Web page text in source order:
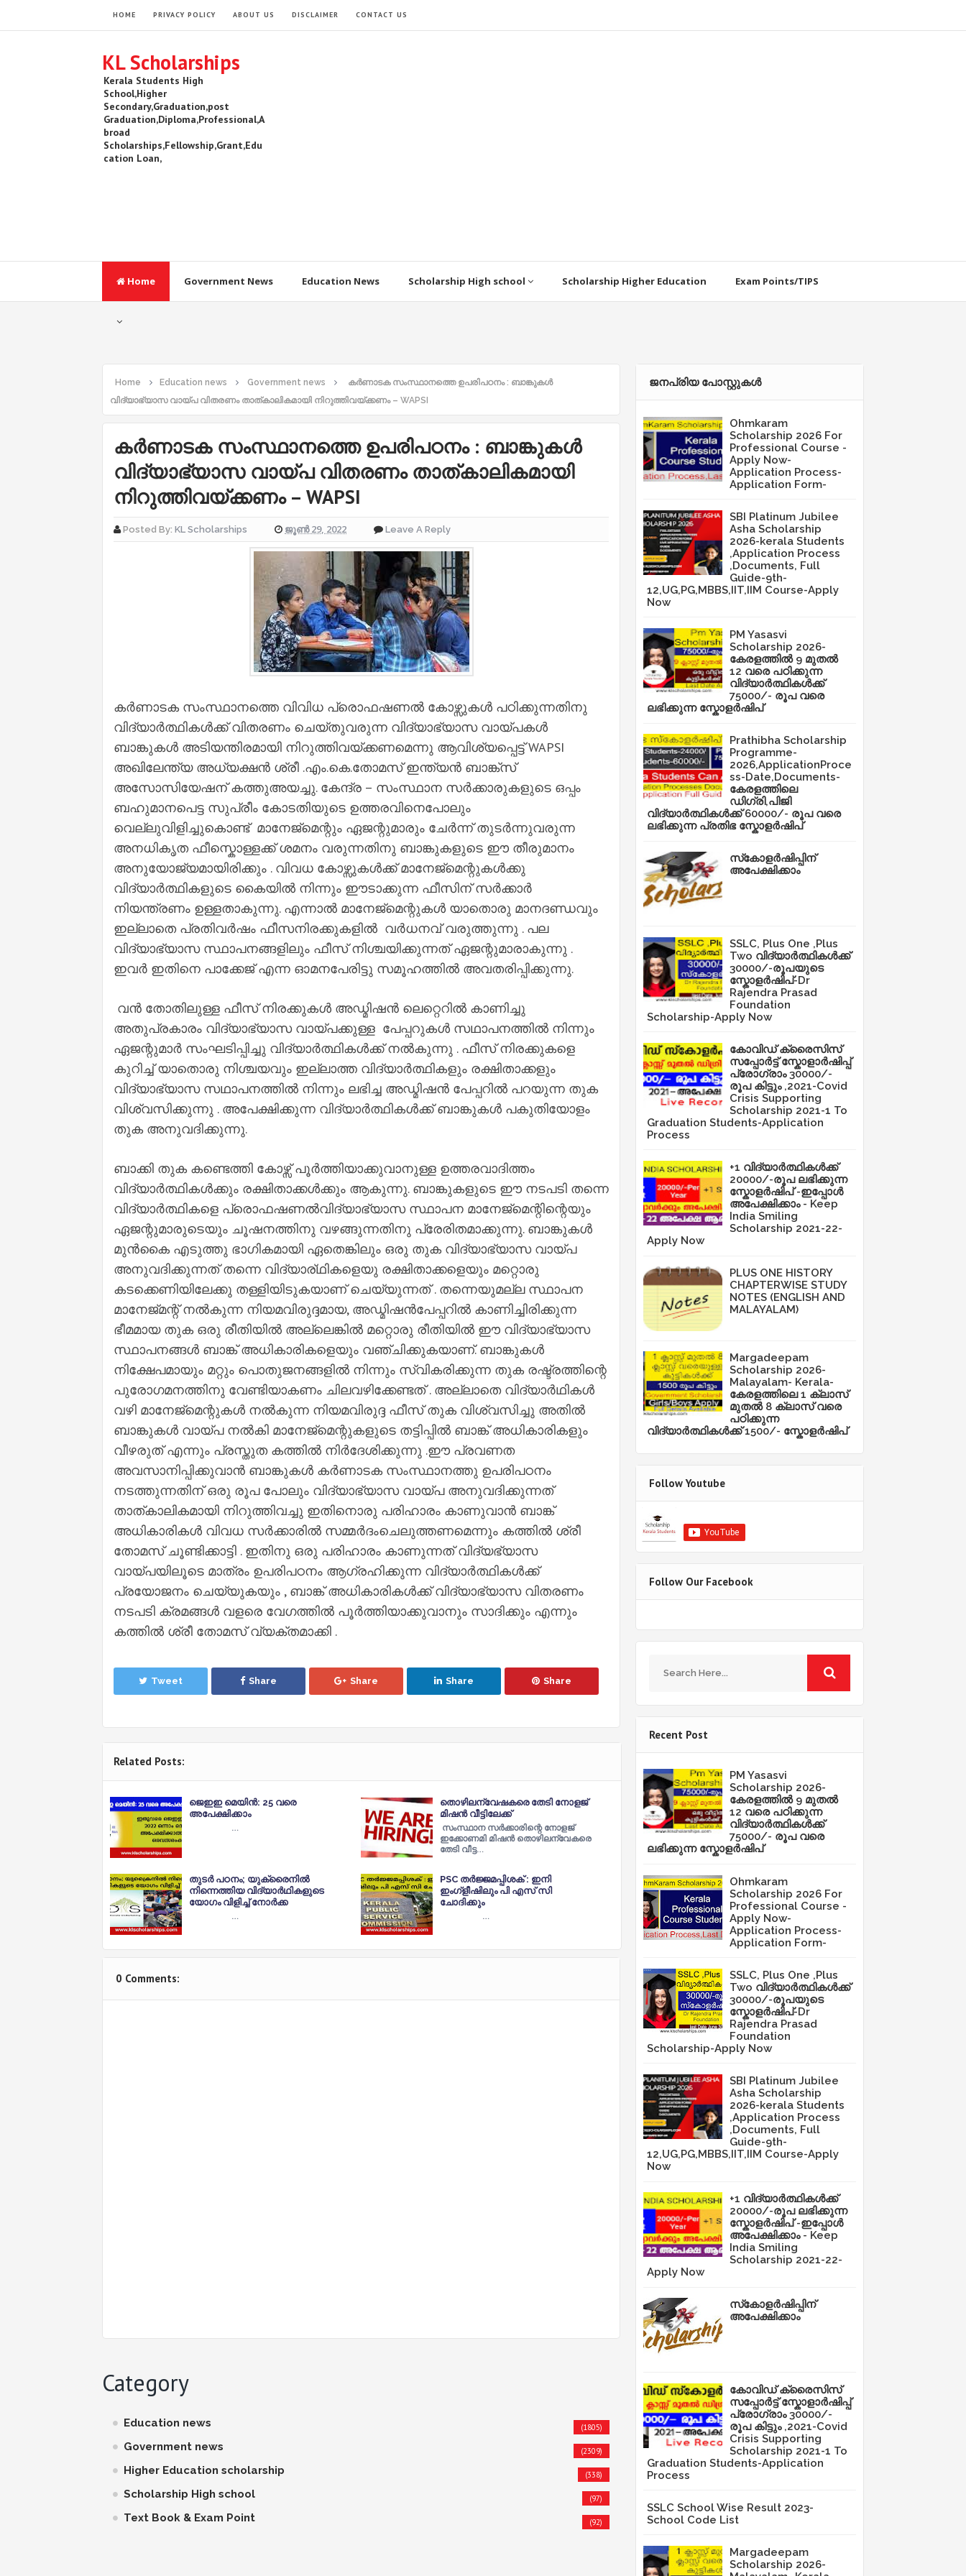
HOME PRIVACY POLICY ABOUT US DISCLAIMER CONTACT US
KL Scholarships
Kerala Students High
School,Higher
Secondary,Graduation,post
Graduation,Diploma,Professional,A
broad
Scholarships,Fellowship,Grant,Edu
cation Loan,
Home Government News Education News Scholarship High school Scholarship Higher Education Exam Points/TIPS
Home Education news Government news
കർണാടക സംസ്ഥാനത്തെ ഉപരിപഠനം : ബാങ്കുകൾ
വിദ്യാഭ്യാസ വായ്പ വിതരണം താത്കാലികമായി നിറുത്തിവയ്ക്കണം – WAPSI
കർണാടക സംസ്ഥാനത്തെ ഉപരിപഠനം : ബാങ്കുകൾ
വിദ്യാഭ്യാസ വായ്പ വിതരണം താത്കാലികമായി
നിറുത്തിവയ്ക്കണം – WAPSI
Posted By: KL Scholarships ജൂൺ 29, 2022 Leave A Reply
കർണാടക സംസ്ഥാനത്തെ വിവിധ പ്രൊഫഷണൽ കോഴ്സുകൾ പഠിക്കുന്നതിനു
വിദ്യാർത്ഥികൾക്ക് വിതരണം ചെയ്തുവരുന്ന വിദ്യാഭ്യാസ വായ്പകൾ
ബാങ്കുകൾ അടിയന്തിരമായി നിറുത്തിവയ്ക്കണമെന്നു ആവിശ്യപ്പെട്ട് WAPSI
അഖിലേന്ത്യ അധ്യക്ഷൻ ശ്രീ .എം.കെ.തോമസ് ഇന്ത്യൻ ബാങ്ക്സ്
അസോസിയേഷന് കത്തുഅയച്ചു. കേന്ദ്ര – സംസ്ഥാന സർക്കാരുകളുടെ ഒപ്പം
ബഹുമാനപെട്ട സുപ്രീം കോടതിയുടെ ഉത്തരവിനെപോലും
വെല്ലുവിളിച്ചുകൊണ്ട് മാനേജ്മെന്റും ഏജന്റുമാരും ചേർന്ന് തുടർന്നുവരുന്ന
അനധികൃത ഫീസ്കൊള്ളക്ക് ശമനം വരുന്നതിനു ബാങ്കുകളുടെ ഈ തീരുമാനം
അനുയോജ്യമായിരിക്കും . വിവധ കോഴ്സുകൾക്ക് മാനേജ്മെന്റുകൾക്കു
വിദ്യാർത്ഥികളുടെ കൈയിൽ നിന്നും ഈടാക്കുന്ന ഫീസിന് സർക്കാർ
നിയന്ത്രണം ഉള്ളതാകുന്നു. എന്നാൽ മാനേജ്മെന്റുകൾ യാതൊരു മാനദണ്ഡവും
ഇല്ലാതെ പ്രതിവർഷം ഫീസനിരക്കുകളിൽ വർധനവ് വരുത്തുന്നു . പല
വിദ്യാഭ്യാസ സ്ഥാപനങ്ങളിലും ഫീസ് നിശ്ചയിക്കുന്നത് ഏജന്റുമാരാകുന്നു .
ഇവർ ഇതിനെ പാക്കേജ് എന്ന ഓമനപേരിട്ടു സമൂഹത്തിൽ അവതരിപ്പിക്കുന്നു.
വൻ തോതിലുള്ള ഫീസ് നിരക്കുകൾ അഡ്മിഷൻ ലെറ്റെറിൽ കാണിച്ചു
അതുപ്രകാരം വിദ്യാഭ്യാസ വായ്പക്കുള്ള പേപ്പറുകൾ സഥാപനത്തിൽ നിന്നും
ഏജന്റുമാർ സംഘടിപ്പിച്ചു വിദ്യാർത്ഥികൾക്ക് നൽകുന്നു . ഫീസ് നിരക്കുകളെ
കുറിച്ച് യാതൊരു നിശ്ചയവും ഇല്ലാത്ത വിദ്യാർത്ഥികളും രക്ഷിതാക്കളും
വിദ്യാഭ്യാസ സഥാപനത്തിൽ നിന്നും ലഭിച്ച അഡ്മിഷൻ പേപ്പറിൽ പറയുന്ന തുക
വിശ്വസിക്കുന്നു . അപേക്ഷിക്കുന്ന വിദ്യാർത്ഥികൾക്ക് ബാങ്കുകൾ പകുതിയോളം
തുക അനുവദിക്കുന്നു.
ബാക്കി തുക കണ്ടെത്തി കോഴ്സ് പൂർത്തിയാക്കുവാനുള്ള ഉത്തരവാദിത്തം
വിദ്യാർത്ഥികൾക്കും രക്ഷിതാക്കൾക്കും ആകുന്നു. ബാങ്കുകളുടെ ഈ നടപടി തന്നെ
വിദ്യാർത്ഥികളെ പ്രൊഫഷണൽവിദ്യാഭ്യാസ സ്ഥാപന മാനേജ്മെന്റിന്റെയും
ഏജന്റുമാരുടെയും ചൂഷനത്തിനു വഴങ്ങുന്നതിനു പ്രേരിതമാക്കുന്നു. ബാങ്കുകൾ
മുൻകൈ എടുത്തു ഭാഗികമായി ഏതെങ്കിലും ഒരു തുക വിദ്യാഭ്യാസ വായ്പ
അനുവദിക്കുന്നത് തന്നെ വിദ്യാര്ഥികളെയു രക്ഷിതാക്കളെയും മറ്റൊരു
കടക്കെണിയിലേക്കു തള്ളിയിടുകയാണ് ചെയ്യുന്നത് . തന്നെയുമല്ല സ്ഥാപന
മാനേജ്‌മന്റ് നൽകുന്ന നിയമവിരുദ്ദമായ, അഡ്മിഷൻപേപ്പറിൽ കാണിച്ചിരിക്കുന്ന
ഭീമമായ തുക ഒരു രീതിയിൽ അല്ലെങ്കിൽ മറ്റൊരു രീതിയിൽ ഈ വിദ്യാഭ്യാസ
സ്ഥാപനങ്ങൾ ബാങ്ക് അധികാരികളെയും വഞ്ചിക്കുകയാണ്. ബാങ്കുകൾ
നിക്ഷേപമായും മറ്റും പൊതുജനങ്ങളിൽ നിന്നും സ്വികരിക്കുന്ന തുക രഷ്ട്രത്തിന്റെ
പുരോഗമനത്തിനു വേണ്ടിയാകണം ചിലവഴിക്കേണ്ടത് . അല്ലാതെ വിദ്യാർഥികൾ
വഴി മാനേജ്മെന്റുകൾ നൽകുന്ന നിയമവിരുദ്ദ ഫീസ് തുക വിശ്വസിച്ചു അതിൽ
ബാങ്കുകൾ വായ്പ നൽകി മാനേജ്മെന്റുകളുടെ തട്ടിപ്പിൽ ബാങ്ക് അധികാരികളും
വീഴരുത് എന്നും പ്രസ്തുത കത്തിൽ നിർദേശിക്കുന്നു .ഈ പ്രവണത
അവസാനിപ്പിക്കുവാൻ ബാങ്കുകൾ കർണാടക സംസ്ഥാനത്തു ഉപരിപഠനം
നടത്തുന്നതിന് ഒരു രൂപ പോലും വിദ്യാഭ്യാസ വായ്പ അനുവദിക്കുന്നത്
താത്കാലികമായി നിറുത്തിവച്ചു ഇതിനൊരു പരിഹാരം കാണുവാൻ ബാങ്ക്
അധികാരികൾ വിവധ സർക്കാരിൽ സമ്മർദംചെലുത്തണമെന്നും കത്തിൽ ശ്രീ
തോമസ് ചൂണ്ടിക്കാട്ടി . ഇതിനു ഒരു പരിഹാരം കാണുന്നത് വിദ്യഭ്യാസ
വായ്പയിലൂടെ മാത്രം ഉപരിപഠനം ആഗ്രഹിക്കുന്ന വിദ്യാർത്ഥികൾക്ക്
പ്രയോജനം ചെയ്യുകയും , ബാങ്ക് അധികാരികൾക്ക് വിദ്യാഭ്യാസ വിതരണം
നടപടി ക്രമങ്ങൾ വളരെ വേഗത്തിൽ പൂർത്തിയാക്കുവാനും സാദിക്കും എന്നും
കത്തിൽ ശ്രീ തോമസ് വ്യക്തമാക്കി .
Tweet Share Share Share Share
Related Posts:
ജെഇഇ മെയിൻ: 25 വരെ
അപേക്ഷിക്കാം
…
തൊഴിലന്വേഷകരെ തേടി നോളജ്
മിഷൻ വീട്ടിലേക്ക്
സംസ്ഥാന സർക്കാരിന്റെ നോളജ്
ഇക്കോണമി മിഷൻ തൊഴിലന്വേകരെ
തേടി വീട്ട…
തുടര്‍ പഠനം; യുക്രൈനില്‍
നിന്നെത്തിയ വിദ്യാര്‍ഥികളുടെ
യോഗം വിളിച്ച് നോര്‍ക്ക
…
PSC തര്‍ജ്ജമപ്പിശക് : ഇനി
ഇംഗ്‌ളീഷിലും പി എസ് സി
ചോദിക്കും
…
0 Comments:
Category
Education news (1805)
Government news (2309)
Higher Education scholarship (338)
Scholarship High school (97)
Text Book & Exam Point (92)
ജനപ്രിയ പോസ്റ്റുകള്‍‌
Ohmkaram
Scholarship 2026 For
Professional Course -
Apply Now-
Application Process-
Application Form-
SBI Platinum Jubilee
Asha Scholarship
2026-kerala Students
,Application Process
,Documents, Full
Guide-9th-
12,UG,PG,MBBS,IIT,IIM Course-Apply
Now
PM Yasasvi
Scholarship 2026-
കേരളത്തിൽ 9 മുതൽ
12 വരെ പഠിക്കുന്ന
വിദ്യാർത്ഥികൾക്ക്
75000/- രൂപ വരെ
ലഭിക്കുന്ന സ്കോളർഷിപ്
Prathibha Scholarship
Programme-
2026,ApplicationProce
ss-Date,Documents-
കേരളത്തിലെ
ഡിഗ്രി,പിജി
വിദ്യാർത്ഥികൾക്ക് 60000/- രൂപ വരെ
ലഭിക്കുന്ന പ്രതിഭ സ്കോളർഷിപ്
സ്‌കോളർഷിപ്പിന്
അപേക്ഷിക്കാം
SSLC, Plus One ,Plus
Two വിദ്യാർത്ഥികൾക്ക്
30000/-രൂപയുടെ
സ്കോളർഷിപ്-Dr
Rajendra Prasad
Foundation
Scholarship-Apply Now
കോവിഡ് ക്രൈസിസ്
സപ്പോർട്ട് സ്കോളാർഷിപ്പ്
പ്രോഗ്രാം 30000/-
രൂപ കിട്ടും ,2021-Covid
Crisis Supporting
Scholarship 2021-1 To
Graduation Students-Application
Process
+1 വിദ്യാർത്ഥികൾക്ക്
20000/-രൂപ ലഭിക്കുന്ന
സ്കോളർഷിപ് -ഇപ്പോൾ
അപേക്ഷിക്കാം - Keep
India Smiling
Scholarship 2021-22-
Apply Now
PLUS ONE HISTORY
CHAPTERWISE STUDY
NOTES (ENGLISH AND
MALAYALAM)
Margadeepam
Scholarship 2026-
Malayalam- Kerala-
കേരളത്തിലെ 1 ക്ലാസ്
മുതൽ 8 ക്ലാസ് വരെ
പഠിക്കുന്ന
വിദ്യാർത്ഥികൾക്ക് 1500/- സ്കോളർഷിപ്
Follow Youtube
Follow Our Facebook
Recent Post
PM Yasasvi
Scholarship 2026-
കേരളത്തിൽ 9 മുതൽ
12 വരെ പഠിക്കുന്ന
വിദ്യാർത്ഥികൾക്ക്
75000/- രൂപ വരെ
ലഭിക്കുന്ന സ്കോളർഷിപ്
Ohmkaram
Scholarship 2026 For
Professional Course -
Apply Now-
Application Process-
Application Form-
SSLC, Plus One ,Plus
Two വിദ്യാർത്ഥികൾക്ക്
30000/-രൂപയുടെ
സ്കോളർഷിപ്-Dr
Rajendra Prasad
Foundation
Scholarship-Apply Now
SBI Platinum Jubilee
Asha Scholarship
2026-kerala Students
,Application Process
,Documents, Full
Guide-9th-
12,UG,PG,MBBS,IIT,IIM Course-Apply
Now
+1 വിദ്യാർത്ഥികൾക്ക്
20000/-രൂപ ലഭിക്കുന്ന
സ്കോളർഷിപ് -ഇപ്പോൾ
അപേക്ഷിക്കാം - Keep
India Smiling
Scholarship 2021-22-
Apply Now
സ്‌കോളർഷിപ്പിന്
അപേക്ഷിക്കാം
കോവിഡ് ക്രൈസിസ്
സപ്പോർട്ട് സ്കോളാർഷിപ്പ്
പ്രോഗ്രാം 30000/-
രൂപ കിട്ടും ,2021-Covid
Crisis Supporting
Scholarship 2021-1 To
Graduation Students-Application
Process
SSLC School Wise Result 2023-
School Code List
Margadeepam
Scholarship 2026-